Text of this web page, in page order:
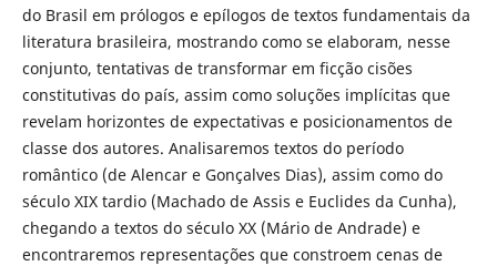
do Brasil em prólogos e epílogos de textos fundamentais da
literatura brasileira, mostrando como se elaboram, nesse
conjunto, tentativas de transformar em ficção cisões
constitutivas do país, assim como soluções implícitas que
revelam horizontes de expectativas e posicionamentos de
classe dos autores. Analisaremos textos do período
romântico (de Alencar e Gonçalves Dias), assim como do
século XIX tardio (Machado de Assis e Euclides da Cunha),
chegando a textos do século XX (Mário de Andrade) e
encontraremos representações que constroem cenas de